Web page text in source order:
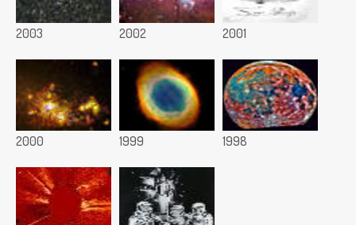
2003 2002 2001
2000 1999 1998